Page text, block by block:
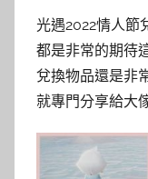
光遇2022情人節
都是非常的期待
兌換物品還是非
就專門分享給大